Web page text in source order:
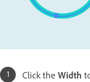
Click the Width